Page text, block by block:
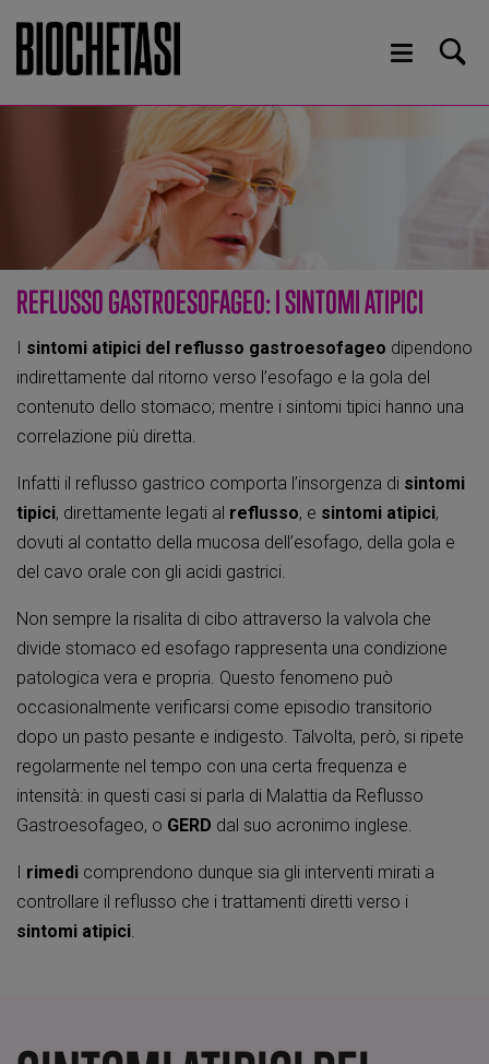
REFLUSSO GASTROESOFAGEO: I SINTOMI ATIPICI
sintomi atipici del reflusso gastroesofageo dipendono
indirettamente dal ritorno verso l’esofago e la gola del
contenuto dello stomaco; mentre i sintomi tipici hanno una
correlazione più diretta.
Infatti il reflusso gastrico comporta l’insorgenza di sintomi
tipici, direttamente legati al reflusso, e sintomi atipici,
dovuti al contatto della mucosa dell’esofago, della gola e
del cavo orale con gli acidi gastrici.
Non sempre la risalita di cibo attraverso la valvola che
divide stomaco ed esofago rappresenta una condizione
patologica vera e propria. Questo fenomeno può
occasionalmente verificarsi come episodio transitorio
dopo un pasto pesante e indigesto. Talvolta, però, si ripete
regolarmente nel tempo con una certa frequenza e
intensità: in questi casi si parla di Malattia da Reflusso
Gastroesofageo, o GERD dal suo acronimo inglese.
rimedi comprendono dunque sia gli interventi mirati a
controllare il reflusso che i trattamenti diretti verso i
sintomi atipici.